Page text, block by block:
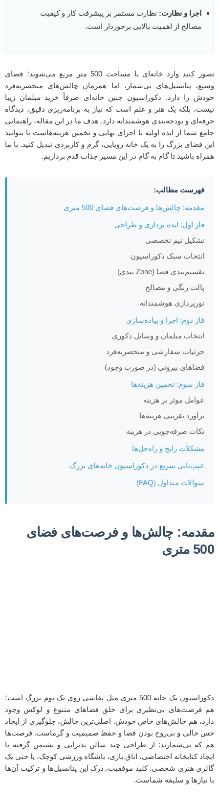
اجرا و نظارت: نظارت مستمر بر پیشرفت کار و کیفیت
مصالح از اهمیت بالایی برخوردار است.
تصور کنید وارد خانه‌ای با مساحت 500 متر مربع می‌شوید؛ فضای
وسیع، پتانسیل‌های بی‌شمار، اما همزمان چالش‌های منحصربه‌فرد
خودش را دارد. دکوراسیون چنین خانه‌ای صرفاً خرید مبلمان زیبا
نیست، بلکه یک هنر و علم است که نیاز به برنامه‌ریزی دقیق، دیدگاه
حرفه‌ای و بودجه‌بندی هوشمندانه دارد. هدف ما در این مقاله، راهنمایی
جامع شما از ایده اولیه تا اجرای نهایی و تخمین هزینه‌هاست تا بتوانید
این فضای بزرگ را به یک خانه رویایی، گرم و کاربردی تبدیل کنید. با ما
همراه باشید تا گام به گام در این مسیر جذاب قدم برداریم.
فهرست مطالب:
مقدمه: چالش‌ها و فرصت‌های فضای 500 متری
فاز اول: ایده پردازی و طراحی
تشکیل تیم تخصصی
انتخاب سبک دکوراسیون
تقسیم‌بندی فضا (Zone بندی)
پالت رنگی و مصالح
نورپردازی هوشمندانه
فاز دوم: اجرا و پیاده‌سازی
انتخاب مبلمان و وسایل دکوری
جزئیات سفارشی و منحصربه‌فرد
فضاهای بیرونی (در صورت وجود)
فاز سوم: تخمین هزینه‌ها
عوامل موثر بر هزینه
برآورد تقریبی هزینه‌ها
نکات صرفه‌جویی در هزینه
مشکلات رایج و راه‌حل‌ها
عیب‌یابی سریع در دکوراسیون خانه‌های بزرگ
سوالات متداول (FAQ)
مقدمه: چالش‌ها و فرصت‌های فضای
500 متری
دکوراسیون یک خانه 500 متری مثل نقاشی روی یک بوم بزرگ است؛
هم فرصت‌های بی‌نظیری برای خلق فضاهای متنوع و لوکس وجود
دارد، هم چالش‌های خاص خودش. اصلی‌ترین چالش، جلوگیری از ایجاد
حس خالی و بی‌روح بودن فضا و حفظ صمیمیت و گرماست. فرصت‌ها
هم که بی‌شمارند: از طراحی چند سالن پذیرایی و نشیمن گرفته تا
ایجاد کتابخانه اختصاصی، اتاق بازی، باشگاه ورزشی کوچک، یا حتی یک
گالری هنری شخصی. کلید موفقیت، درک این پتانسیل‌ها و ترکیب آن‌ها
با نیازها و سلیقه شماست.